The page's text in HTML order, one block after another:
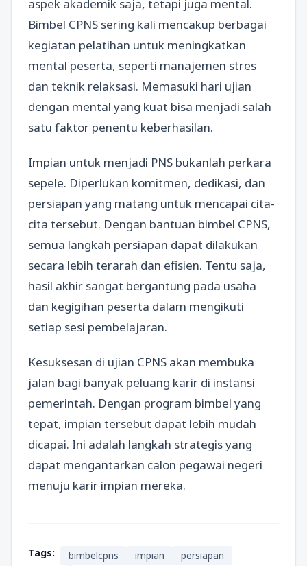
aspek akademik saja, tetapi juga mental.
Bimbel CPNS sering kali mencakup berbagai
kegiatan pelatihan untuk meningkatkan
mental peserta, seperti manajemen stres
dan teknik relaksasi. Memasuki hari ujian
dengan mental yang kuat bisa menjadi salah
satu faktor penentu keberhasilan.
Impian untuk menjadi PNS bukanlah perkara
sepele. Diperlukan komitmen, dedikasi, dan
persiapan yang matang untuk mencapai cita-
cita tersebut. Dengan bantuan bimbel CPNS,
semua langkah persiapan dapat dilakukan
secara lebih terarah dan efisien. Tentu saja,
hasil akhir sangat bergantung pada usaha
dan kegigihan peserta dalam mengikuti
setiap sesi pembelajaran.
Kesuksesan di ujian CPNS akan membuka
jalan bagi banyak peluang karir di instansi
pemerintah. Dengan program bimbel yang
tepat, impian tersebut dapat lebih mudah
dicapai. Ini adalah langkah strategis yang
dapat mengantarkan calon pegawai negeri
menuju karir impian mereka.
Tags: bimbelcpns impian
persiapan